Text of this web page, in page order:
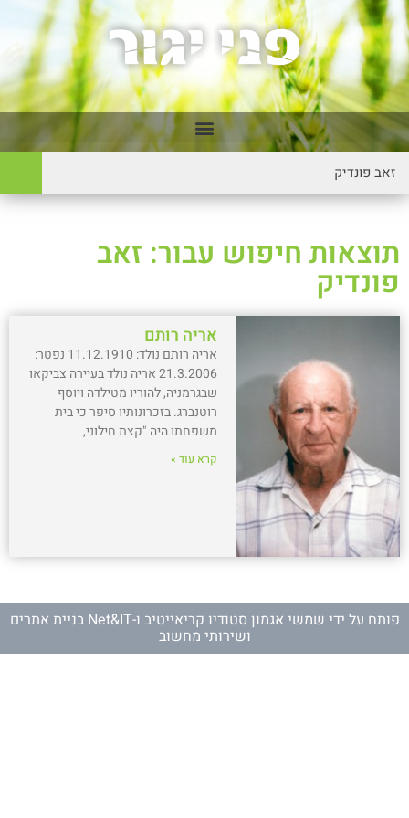
תוצאות חיפוש עבור: זאב
פונדיק
אריה רותם
אריה רותם נולד: 11.12.1910 נפטר:
21.3.2006 אריה נולד בעיירה צביקאו
שבגרמניה, להוריו מטילדה ויוסף
רוטנברג. בזכרונותיו סיפר כי בית
משפחתו היה "קצת חילוני,
קרא עוד »
פותח על ידי שמשי אגמון סטודיו קריאייטיב ו- Net&IT בניית אתרים
ושירותי מחשוב